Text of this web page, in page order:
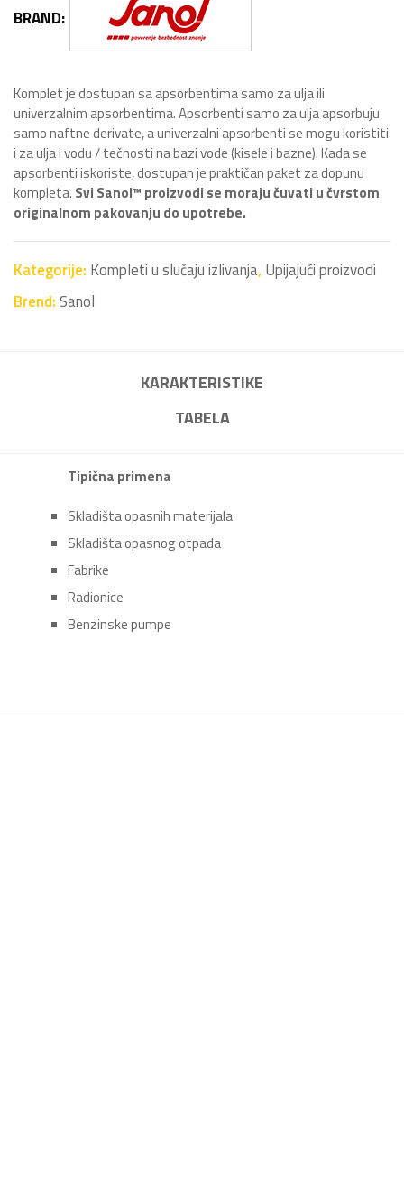
BRAND:
Komplet je dostupan sa apsorbentima samo za ulja ili
univerzalnim apsorbentima. Apsorbenti samo za ulja apsorbuju
samo naftne derivate, a univerzalni apsorbenti se mogu koristiti
i za ulja i vodu / tečnosti na bazi vode (kisele i bazne). Kada se
apsorbenti iskoriste, dostupan je praktičan paket za dopunu
kompleta. Svi Sanol™ proizvodi se moraju čuvati u čvrstom
originalnom pakovanju do upotrebe.
Kategorije: Kompleti u slučaju izlivanja,Upijajući proizvodi
Brend:Sanol
KARAKTERISTIKE
TABELA
Tipična primena
Skladišta opasnih materijala
Skladišta opasnog otpada
Fabrike
Radionice
Benzinske pumpe